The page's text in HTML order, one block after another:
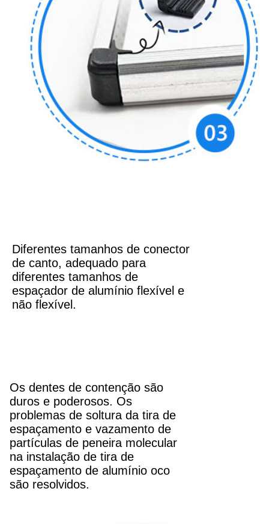
Diferentes tamanhos de conector
de canto, adequado para
diferentes tamanhos de
espaçador de alumínio flexível e
não flexível.
Os dentes de contenção são
duros e poderosos. Os
problemas de soltura da tira de
espaçamento e vazamento de
partículas de peneira molecular
na instalação de tira de
espaçamento de alumínio oco
são resolvidos.